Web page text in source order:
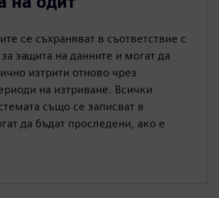
се съхраняват в съответствие с
защита на данните и могат да
изтрити отново чрез
на изтриване. Всички
също се записват в
да бъдат проследени, ако е